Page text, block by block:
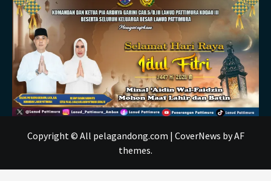
Copyright © All pelagandong.com | CoverNews by AF
themes.